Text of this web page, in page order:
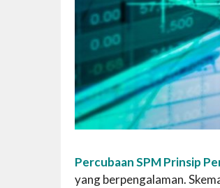
Percubaan SPM Prinsip
yang berpengalaman.